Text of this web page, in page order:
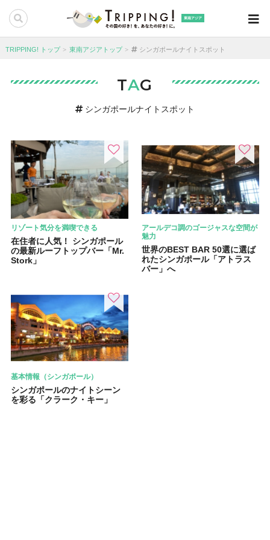
東南アジア
TRIPPING! トップ 東南アジアトップ シンガポールナイトスポット
TAG
シンガポールナイトスポット
リゾート気分を満喫できる
在住者に人気！ シンガポール
の最新ルーフトップバー「Mr.
Stork」
アールデコ調のゴージャスな空間が
魅力
世界のBEST BAR 50選に選ば
れたシンガポール「アトラス
バー」へ
基本情報（シンガポール）
シンガポールのナイトシーン
を彩る「クラーク・キー」